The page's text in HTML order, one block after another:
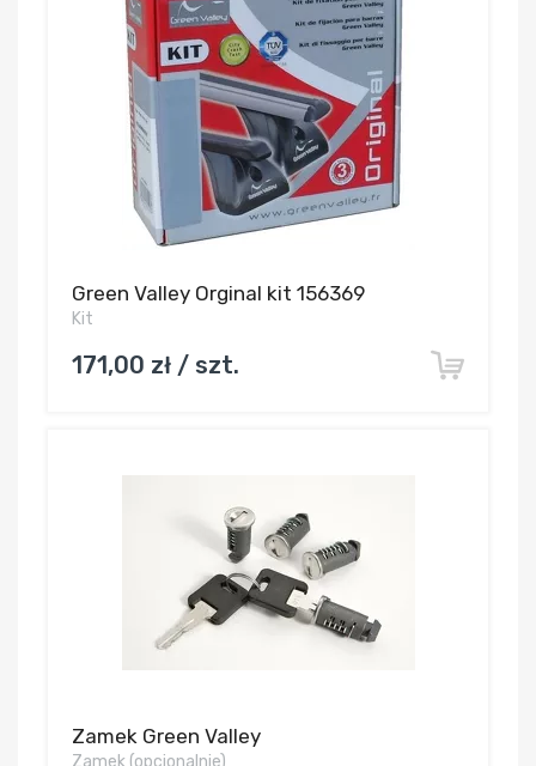
Green Valley Orginal kit 156369
Kit
171,00 zł / szt.
Zamek Green Valley